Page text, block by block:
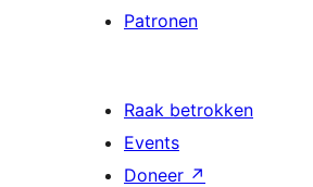
Patronen
Raak betrokken
Events
Doneer ↗